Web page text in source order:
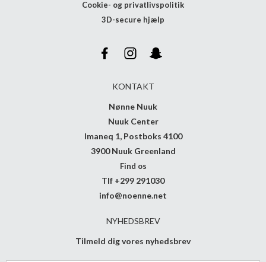
Cookie- og privatlivspolitik
3D-secure hjælp
KONTAKT
Nønne Nuuk
Nuuk Center
Imaneq 1, Postboks 4100
3900 Nuuk Greenland
Find os
Tlf +299 291030
info@noenne.net
NYHEDSBREV
Tilmeld dig vores nyhedsbrev